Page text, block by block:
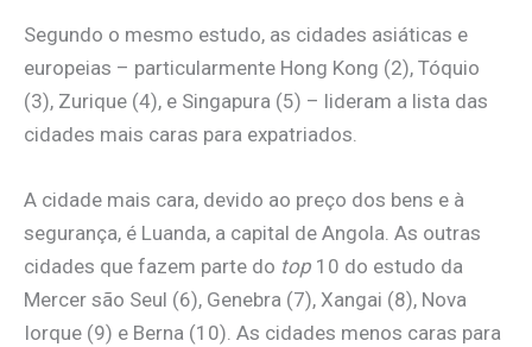
Segundo o mesmo estudo, as cidades asiáticas e
europeias – particularmente Hong Kong (2), Tóquio
(3), Zurique (4), e Singapura (5) – lideram a lista das
cidades mais caras para expatriados.
A cidade mais cara, devido ao preço dos bens e à
segurança, é Luanda, a capital de Angola. As outras
cidades que fazem parte do top 10 do estudo da
Mercer são Seul (6), Genebra (7), Xangai (8), Nova
Iorque (9) e Berna (10). As cidades menos caras para